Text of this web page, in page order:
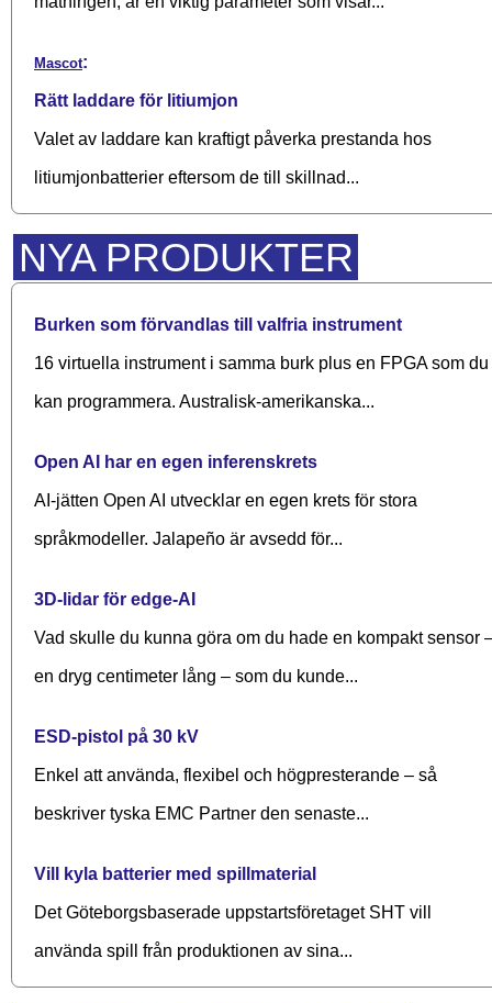
Mascot:
Rätt laddare för litiumjon
Valet av laddare kan kraftigt påverka prestanda hos
litiumjonbatterier eftersom de till skillnad...
NYA PRODUKTER
Burken som förvandlas till valfria instrument
16 virtuella instrument i samma burk plus en FPGA som du
kan programmera. Australisk-amerikanska...
Open AI har en egen inferenskrets
AI-jätten Open AI utvecklar en egen krets för stora
språkmodeller. Jalapeño är avsedd för...
3D-lidar för edge-AI
Vad skulle du kunna göra om du hade en kompakt sensor
en dryg centimeter lång – som du kunde...
ESD-pistol på 30 kV
Enkel att använda, flexibel och högpresterande – så
beskriver tyska EMC Partner den senaste...
Vill kyla batterier med spillmaterial
Det Göteborgsbaserade upp­starts­företaget SHT vill
använda spill från produktionen av sina...